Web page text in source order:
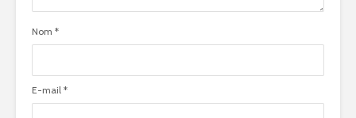
Nom *
E-mail *